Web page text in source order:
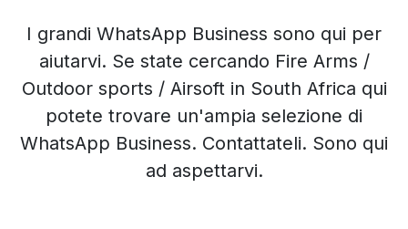
I grandi WhatsApp Business sono qui per
aiutarvi. Se state cercando Fire Arms /
Outdoor sports / Airsoft in South Africa qui
potete trovare un'ampia selezione di
WhatsApp Business. Contattateli. Sono qui
ad aspettarvi.